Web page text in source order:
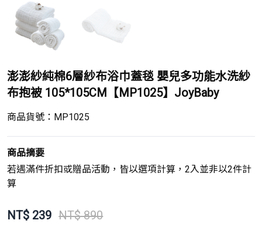
澎澎紗純棉6層紗布浴巾蓋毯 嬰兒多功能水洗紗
布抱被 105*105CM【MP1025】JoyBaby
商品貨號： MP1025
商品摘要
若遇滿件折扣或贈品活動，皆以選項計算，2入並非以2件計
算
NT$ 239 NT$ 890